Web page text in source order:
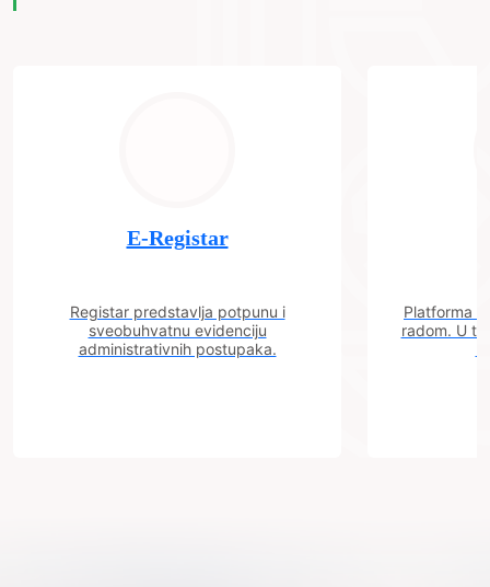
E-Registar
Registar predstavlja potpunu i
sveobuhvatnu evidenciju
administrativnih postupaka.
Platforma
radom. U